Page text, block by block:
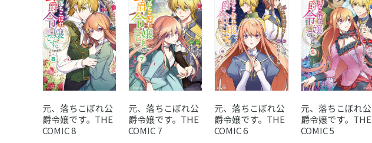
元、落ちこぼれ公
爵令嬢です。THE
COMIC 8
元、落ちこぼれ公
爵令嬢です。THE
COMIC 7
元、落ちこぼれ公
爵令嬢です。THE
COMIC 6
元、落ちこぼれ公
爵令嬢です。THE
COMIC 5